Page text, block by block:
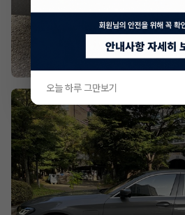
오늘 하루 그만보기